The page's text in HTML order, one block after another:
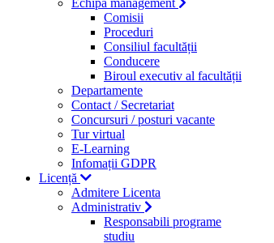
Echipa management
Comisii
Proceduri
Consiliul facultății
Conducere
Biroul executiv al facultății
Departamente
Contact / Secretariat
Concursuri / posturi vacante
Tur virtual
E-Learning
Infomații GDPR
Licență
Admitere Licenta
Administrativ
Responsabili programe
studiu